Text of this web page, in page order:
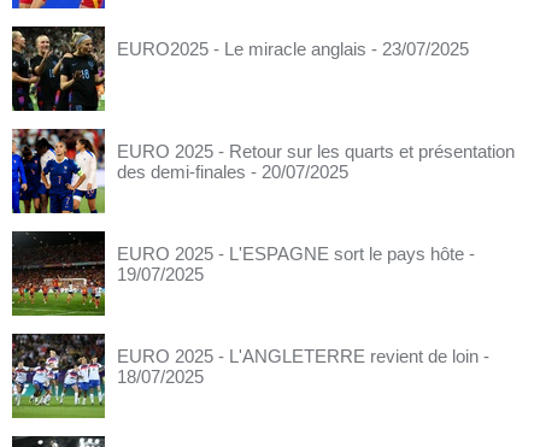
EURO2025 - Le miracle anglais - 23/07/2025
EURO 2025 - Retour sur les quarts et présentation
des demi-finales - 20/07/2025
EURO 2025 - L'ESPAGNE sort le pays hôte -
19/07/2025
EURO 2025 - L'ANGLETERRE revient de loin -
18/07/2025